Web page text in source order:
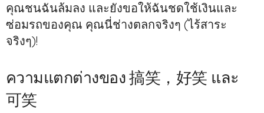
คุณชนฉันล้มลง และยังขอให้ฉันชดใช้เงินและ
ซ่อมรถของคุณ คุณนี่ช่างตลกจริงๆ (ไร้สาระ
จริงๆ)!
ความแตกต่างของ 搞笑，好笑 และ
可笑